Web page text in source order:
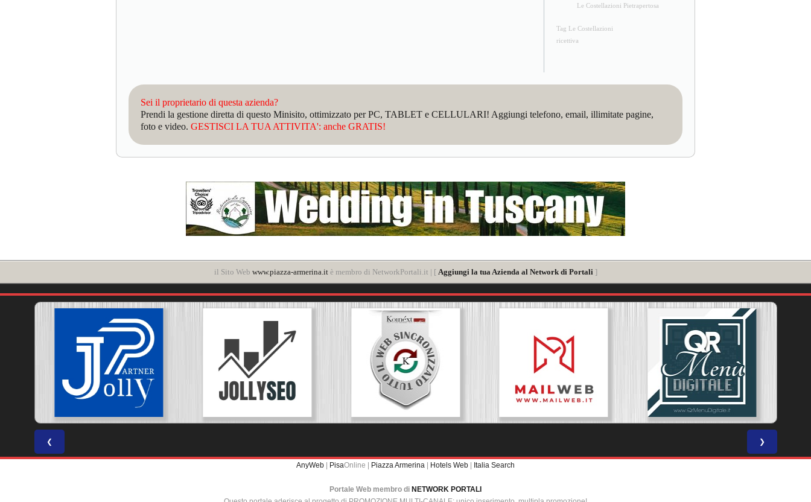
Le Costellazioni Pietrapertosa
Tag Le Costellazioni
ricettiva
Sei il proprietario di questa azienda?
Prendi la gestione diretta di questo Minisito, ottimizzato per PC, TABLET e CELLULARI! Aggiungi telefono, email, illimitate pagine,
foto e video. GESTISCI LA TUA ATTIVITA': anche GRATIS!
il Sito Web www.piazza-armerina.itè membro di NetworkPortali.it | [ Aggiungi la tua Azienda al Network di Portali ]
❮ ❯
AnyWeb | PisaOnline | Piazza Armerina | Hotels Web | Italia Search
Portale Web membro di NETWORK PORTALI